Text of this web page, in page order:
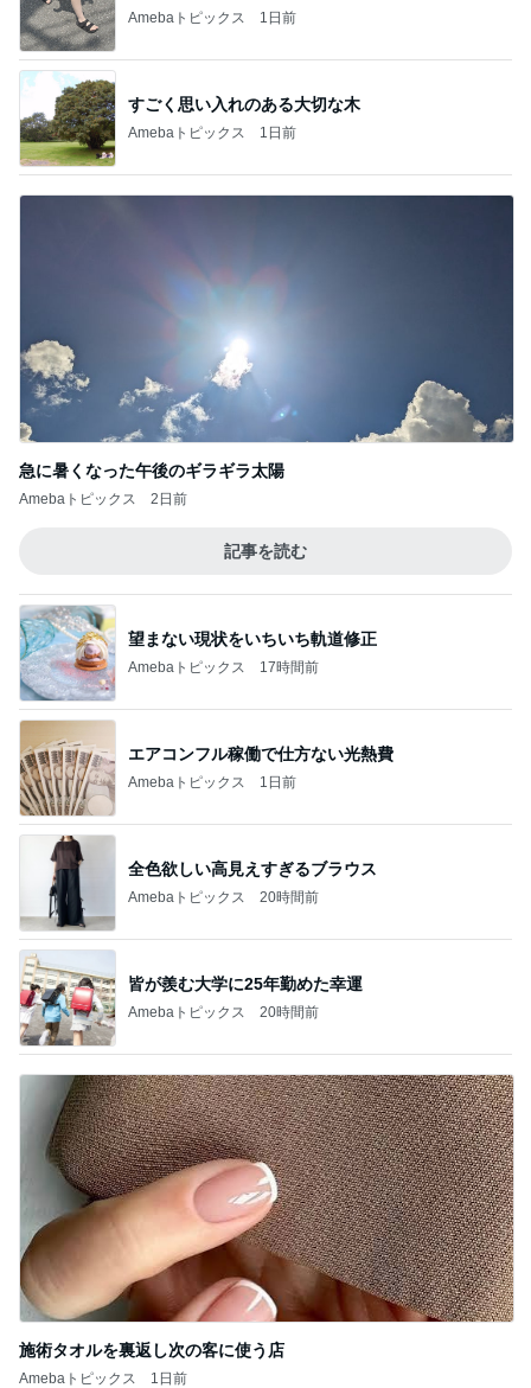
Amebaトピックス 1日前
すごく思い入れのある大切な木
Amebaトピックス 1日前
急に暑くなった午後のギラギラ太陽
Amebaトピックス 2日前
記事を読む
望まない現状をいちいち軌道修正
Amebaトピックス 17時間前
エアコンフル稼働で仕方ない光熱費
Amebaトピックス 1日前
全色欲しい高見えすぎるブラウス
Amebaトピックス 20時間前
皆が羨む大学に25年勤めた幸運
Amebaトピックス 20時間前
施術タオルを裏返し次の客に使う店
Amebaトピックス 1日前